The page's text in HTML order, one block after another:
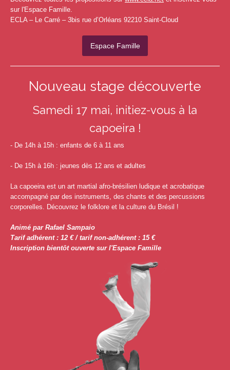
sur l'Espace Famille.
ECLA – Le Carré – 3bis rue d’Orléans 92210 Saint-Cloud
Espace Famille
Nouveau stage découverte
Samedi 17 mai, initiez-vous à la
capoeira !
- De 14h à 15h : enfants de 6 à 11 ans
- De 15h à 16h : jeunes dès 12 ans et adultes
La capoeira est un art martial afro-brésilien ludique et acrobatique
accompagné par des instruments, des chants et des percussions
corporelles. Découvrez le folklore et la culture du Brésil !
Animé par Rafael Sampaio
Tarif adhérent : 12 € / tarif non-adhérent : 15 €
Inscription bientôt ouverte sur l'Espace Famille